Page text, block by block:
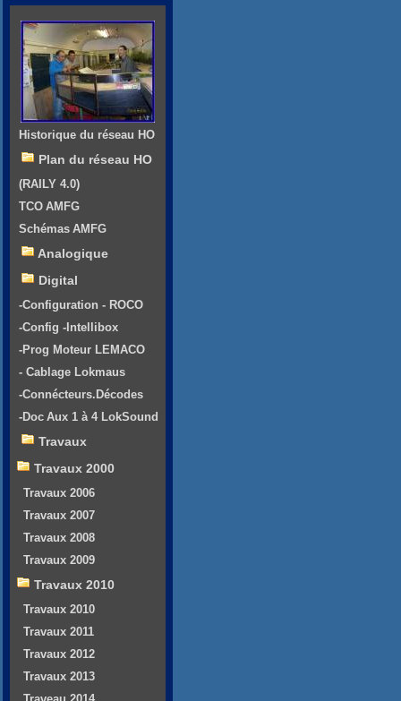
Historique du réseau HO
Plan du réseau HO
(RAILY 4.0)
TCO AMFG
Schémas AMFG
Analogique
Digital
-Configuration - ROCO
-Config -Intellibox
-Prog Moteur LEMACO
- Cablage Lokmaus
-Connécteurs.Décodes
-Doc Aux 1 à 4 LokSound
Travaux
Travaux 2000
Travaux 2006
Travaux 2007
Travaux 2008
Travaux 2009
Travaux 2010
Travaux 2010
Travaux 2011
Travaux 2012
Travaux 2013